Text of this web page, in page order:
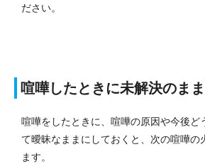
ださい。
喧嘩したときに未解決のま
喧嘩をしたときに、喧嘩の原因や今後ど
て曖昧なままにしておくと、次の喧嘩の
ます。